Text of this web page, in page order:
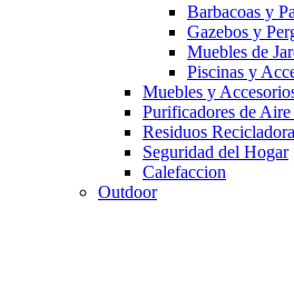
Barbacoas y
Gazebos y
Muebles de
Piscinas y
Muebles y
Purificadores de
Residuos
Seguridad del Hogar
Calefaccion
Outdoor